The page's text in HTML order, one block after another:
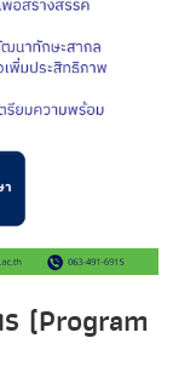
(Program